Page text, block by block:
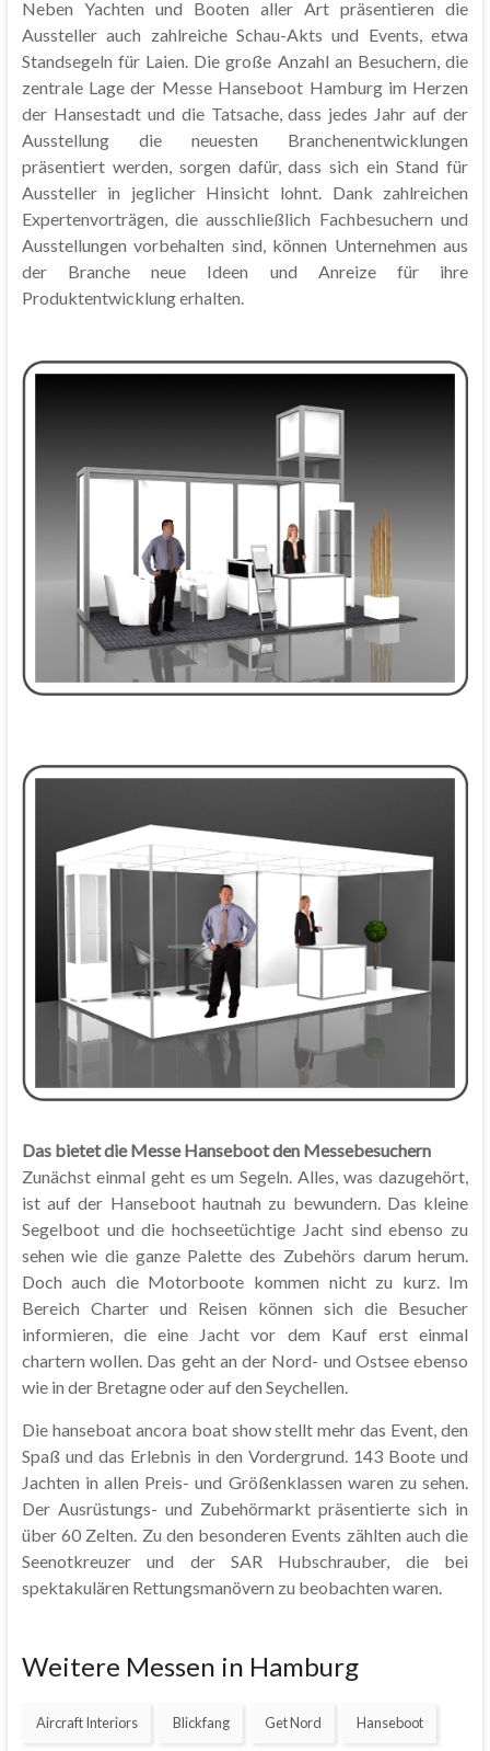
Neben Yachten und Booten aller Art präsentieren die
Aussteller auch zahlreiche Schau-Akts und Events, etwa
Standsegeln für Laien. Die große Anzahl an Besuchern, die
zentrale Lage der Messe Hanseboot Hamburg im Herzen
der Hansestadt und die Tatsache, dass jedes Jahr auf der
Ausstellung die neuesten Branchenentwicklungen
präsentiert werden, sorgen dafür, dass sich ein Stand für
Aussteller in jeglicher Hinsicht lohnt. Dank zahlreichen
Expertenvorträgen, die ausschließlich Fachbesuchern und
Ausstellungen vorbehalten sind, können Unternehmen aus
der Branche neue Ideen und Anreize für ihre
Produktentwicklung erhalten.
Das bietet die Messe Hanseboot den Messebesuchern
Zunächst einmal geht es um Segeln. Alles, was dazugehört,
ist auf der Hanseboot hautnah zu bewundern. Das kleine
Segelboot und die hochseetüchtige Jacht sind ebenso zu
sehen wie die ganze Palette des Zubehörs darum herum.
Doch auch die Motorboote kommen nicht zu kurz. Im
Bereich Charter und Reisen können sich die Besucher
informieren, die eine Jacht vor dem Kauf erst einmal
chartern wollen. Das geht an der Nord- und Ostsee ebenso
wie in der Bretagne oder auf den Seychellen.
Die hanseboat ancora boat show stellt mehr das Event, den
Spaß und das Erlebnis in den Vordergrund. 143 Boote und
Jachten in allen Preis- und Größenklassen waren zu sehen.
Der Ausrüstungs- und Zubehörmarkt präsentierte sich in
über 60 Zelten. Zu den besonderen Events zählten auch die
Seenotkreuzer und der SAR Hubschrauber, die bei
spektakulären Rettungsmanövern zu beobachten waren.
Weitere Messen in Hamburg
Aircraft Interiors Blickfang Get Nord Hanseboot